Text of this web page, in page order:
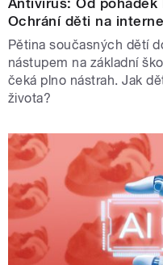
Ochrání děti na
Pětina současných dětí
nástupem na základní
čeká plno nástrah. Jak
života?